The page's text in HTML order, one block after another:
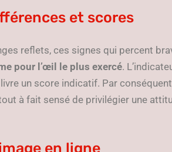
et scores
reflets, ces signes qui percent
pour l’œil le plus exercé.
un score indicatif. Par
à fait sensé de privilégier une
en ligne